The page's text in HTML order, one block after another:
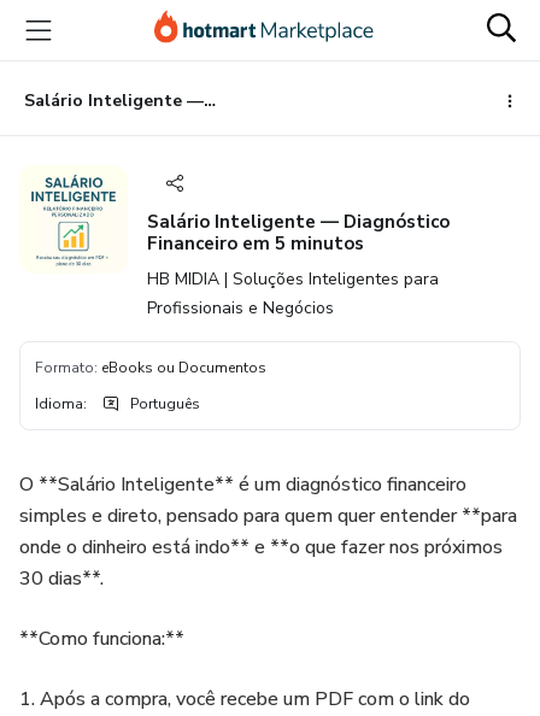
para
conteúdo
principal
para
pagamento
para
rodapé
Salário Inteligente — Diagnóstico Financeiro em 5 minutos
Salário Inteligente — Diagnóstico
Financeiro em 5 minutos
HB MIDIA | Soluções Inteligentes para
Profissionais e Negócios
Formato: eBooks ou Documentos
Idioma: Português
O **Salário Inteligente** é um diagnóstico financeiro
simples e direto, pensado para quem quer entender **para
onde o dinheiro está indo** e **o que fazer nos próximos
30 dias**.
**Como funciona:**
1. Após a compra, você recebe um PDF com o link do